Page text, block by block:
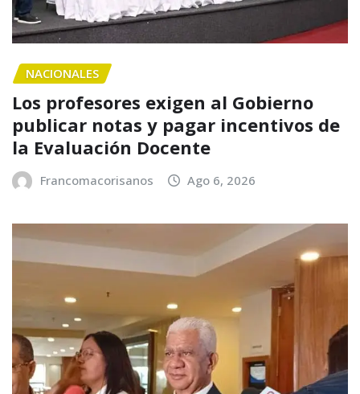
NACIONALES
Los profesores exigen al Gobierno
publicar notas y pagar incentivos de
la Evaluación Docente
Francomacorisanos Ago 6, 2026